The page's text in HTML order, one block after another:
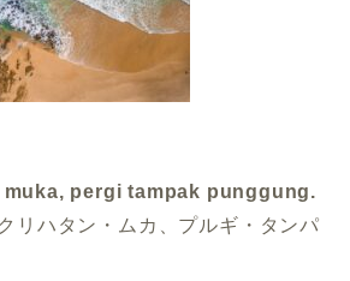
pergi tampak punggung.
リハタン・ムカ、プルギ・タンパ